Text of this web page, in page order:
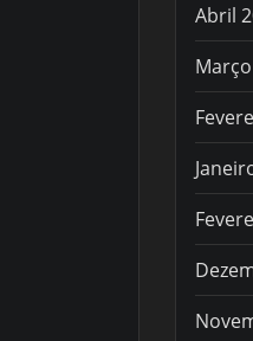
Abril